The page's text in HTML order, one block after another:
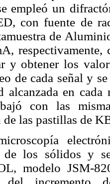
empleó un
con fuente de
de
respectivamente,
y obtener los
de cada señal y
alcanzada en
con las
de las pastillas de
de los sólidos y
modelo JSM-